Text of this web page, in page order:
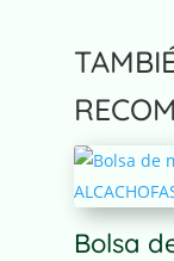
A
t
e
nBolsa